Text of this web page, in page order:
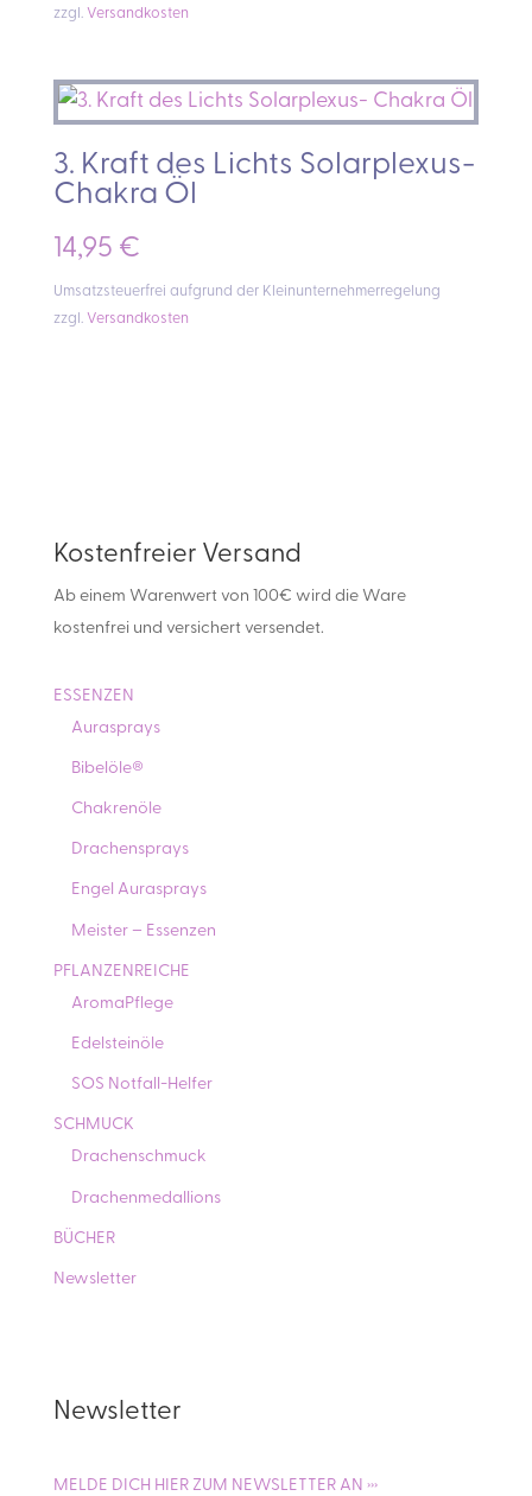
zzgl. Versandkosten
3. Kraft des Lichts Solarplexus-
Chakra Öl
14,95 €
Umsatzsteuerfrei aufgrund der Kleinunternehmerregelung
zzgl. Versandkosten
Kostenfreier Versand
Ab einem Warenwert von 100€ wird die Ware
kostenfrei und versichert versendet.
ESSENZEN
Aurasprays
Bibelöle®
Chakrenöle
Drachensprays
Engel Aurasprays
Meister – Essenzen
PFLANZENREICHE
AromaPflege
Edelsteinöle
SOS Notfall-Helfer
SCHMUCK
Drachenschmuck
Drachenmedallions
BÜCHER
Newsletter
Newsletter
MELDE DICH HIER ZUM NEWSLETTER AN ›››